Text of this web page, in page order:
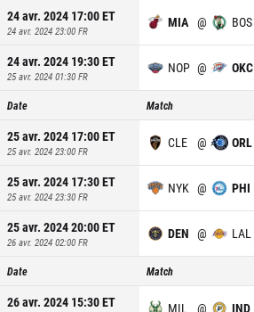
24 avr. 2024 17:00ET
24 avr. 2024 23:00 FR
MIA @ BOS
24 avr. 2024 19:30ET
25 avr. 2024 01:30 FR
NOP @ OKC
Date Match
25 avr. 2024 17:00ET
25 avr. 2024 23:00 FR
CLE @ ORL
25 avr. 2024 17:30ET
25 avr. 2024 23:30 FR
NYK @ PHI
25 avr. 2024 20:00ET
26 avr. 2024 02:00 FR
DEN @ LAL
Date Match
26 avr. 2024 15:30ET MIL @ IND